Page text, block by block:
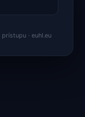
· euhl.eu